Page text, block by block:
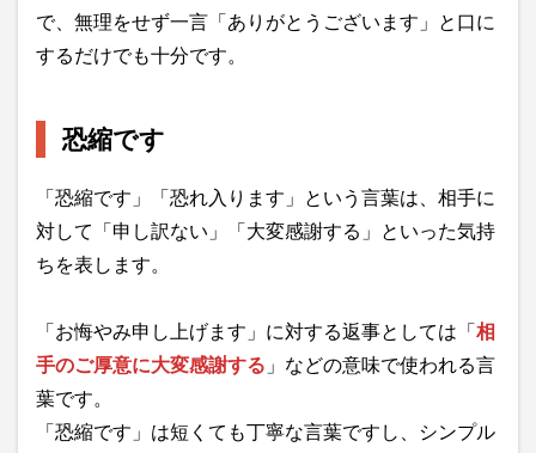
で、無理をせず一言「ありがとうございます」と口に
するだけでも十分です。
恐縮です
「恐縮です」「恐れ入ります」という言葉は、相手に
対して「申し訳ない」「大変感謝する」といった気持
ちを表します。
「お悔やみ申し上げます」に対する返事としては「 相
手のご厚意に大変感謝する 」などの意味で使われる言
葉です。
「恐縮です」は短くても丁寧な言葉ですし、シンプル